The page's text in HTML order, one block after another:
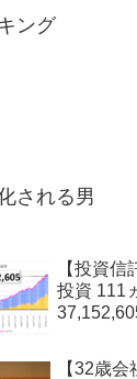
ング
される男
【投資
投資 111
【32歳会